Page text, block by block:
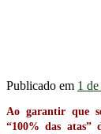
Publicado em 1
Ao garantir que
“100% das atas”